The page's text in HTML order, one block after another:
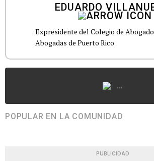
EDUARDO
Expresidente del Colegio de
Abogadas de Puerto Rico
...
POPULAR EN LA COMUNIDAD
PUBLICIDAD